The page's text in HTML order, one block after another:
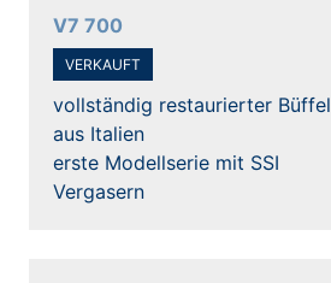
V7 700
VERKAUFT
vollständig restaurierter Büffel
aus Italien
erste Modellserie mit SSI
Vergasern